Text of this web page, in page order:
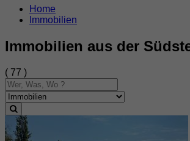
Home
Immobilien
Immobilien aus der
( 77 )